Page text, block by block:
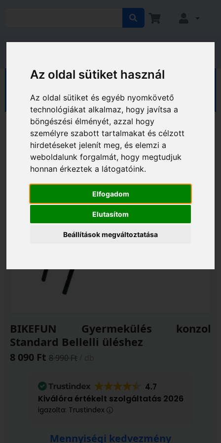
Az oldal sütiket használ
Az oldal sütiket és egyéb nyomkövető
technológiákat alkalmaz, hogy javítsa a
böngészési élményét, azzal hogy
személyre szabott tartalmakat és célzott
hirdetéseket jelenít meg, és elemzi a
weboldalunk forgalmát, hogy megtudjuk
honnan érkeztek a látogatóink.
Elfogadom
Elutasítom
Beállítások megváltoztatása
Sport, kerékpár
Gyermekülések
BIKEFUN Gyermekülés konzol
Standard Bellelli üléshez
8 090 Ft 8 990 Ft
4.7
Kiválóra értékelt szolgáltatás 2026
igazolta: Trustindex
Mennyiségi kedvezmény